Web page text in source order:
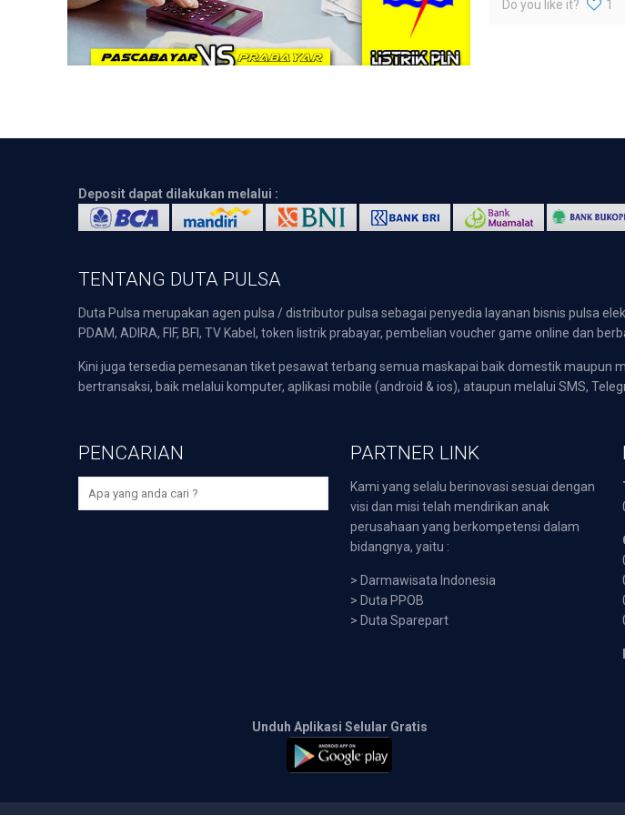
Do you like it? 1
Deposit dapat dilakukan melalui :
TENTANG DUTA PULSA
Duta Pulsa merupakan agen pulsa / distributor pulsa sebagai penyedia layanan bisnis pulsa
PDAM, ADIRA, FIF, BFI, TV Kabel, token listrik prabayar, pembelian voucher game online dan
Kini juga tersedia pemesanan tiket pesawat terbang semua maskapai baik domestik maupun
bertransaksi, baik melalui komputer, aplikasi mobile (android & ios), ataupun melalui SMS,
PENCARIAN PARTNER LINK
Kami yang selalu berinovasi sesuai dengan
visi dan misi telah mendirikan anak
perusahaan yang berkompetensi dalam
bidangnya, yaitu :
> Darmawisata Indonesia
> Duta PPOB
> Duta Sparepart
Unduh Aplikasi Selular Gratis